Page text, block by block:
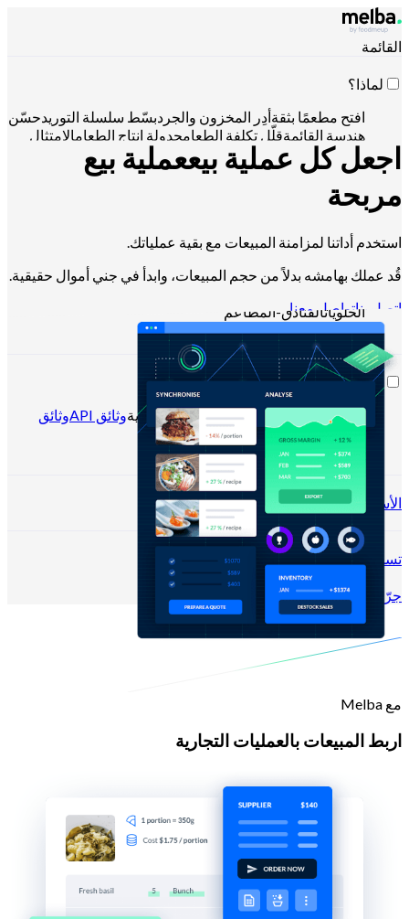
القائمة
لماذا؟
افتح مطعمًا بثقةأدِر المخزون والجردبسّط سلسلة التوريدحسّن
هندسة القائمةقلّل تكلفة الطعامجدولة إنتاج الطعامالامتثال
لمتطلبات HACCP
إدارة عروض الأسعار وتحليل المبيعات
عبر Claude أو ChatGPT أو API
لمن؟
السلاسل والمجموعات الكبيرةالمطاعم المستقلةالمطابخ
الحلوياتالفنادق-المطاعم
الموارد
المدونة
مركز المساعدةالنشرات الإخباريةوثائق API
وثائق
MCP
الأسعار
تسجيل الدخول →
جرّب مجانًاسجّل
اجعل كل عملية بيععملية بيع
مربحة
استخدم أداتنا لمزامنة المبيعات مع بقية عملياتك.
قُد عملك بهامشه بدلاً من حجم المبيعات، وابدأ في جني أموال حقيقية.
اتصل بناتواصل معنا
مع Melba
اربط المبيعات بالعمليات التجارية